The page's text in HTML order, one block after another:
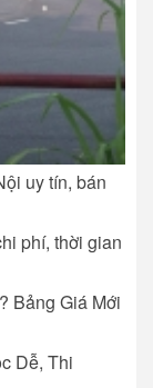
uy tín, bán
phí, thời gian
Bảng Giá Mới
Dễ, Thi